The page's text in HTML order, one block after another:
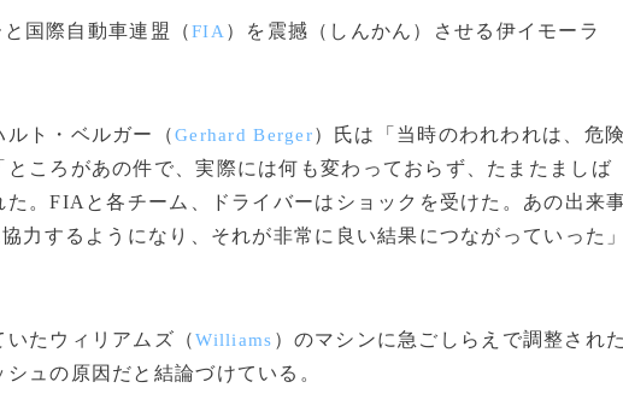
国際自動車連盟（FIA ）を震撼（しんかん）させる伊イモーラ
ト・ベルガー（Gerhard Berger）氏は「当時のわれわれは、危
ころがあの件で、実際には何も変わっておらず、たまたましば
。FIAと各チーム、ドライバーはショックを受けた。あの出来
力するようになり、それが非常に良い結果につながっていった
たウィリアムズ（Williams ）のマシンに急ごしらえで調整され
ュの原因だと結論づけている。